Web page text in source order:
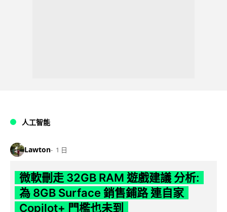
人工智能
Lawton 1 日
微軟刪走 32GB RAM 遊戲建議 分析:
為 8GB Surface 銷售鋪路 連自家
Copilot+ 門檻也未到